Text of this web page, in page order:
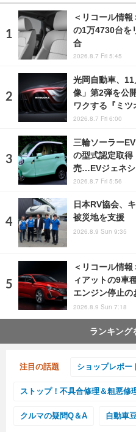
＜リコール情報
の1万4730台を
合
2026.8.7 Fri 5:45
光岡自動車、
像」第2弾を公
ワクする『ミツ
2026.8.7 Fri 6:00
三輪ソーラー
の型式認定取
売…EVジェネシ
2026.8.7 Fri 5:56
日本RV協会、
被災地を支援
2026.8.9 Sun 9:35
＜リコール情
ィアットの9車
エンジン停止の
2026.8.9 Sun 7:18
ランキング
注目の話題 ショップレポー
ストップ！不具合修理＆粗悪修
クルマの疑問Q＆A 自動車